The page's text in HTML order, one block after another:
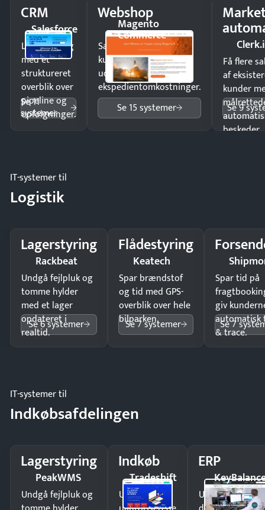
CRM
Salesforce
Luk flere salg
med et
struktureret
overblik over
pipeline og
opfølgninger.
Se 11
systemer
Webshop
Magento
Commerce
Sælg produkter 24/7 til
kunder i hele landet
uden
ekspedientomkostninger.
Se 15 systemer
Få flere
af
kunder
beskeder.
Se 9
IT-systemer til
Logistik
Lagerstyring
Rackbeat
Undgå fejlpluk og
tomme hylder
med et lager
opdateret i
realtid.
Se 6 systemer
Flådestyring
Keatech
Spar brændstof
og tid med GPS-
overblik over hele
bilparken.
Se 7 systemer
Spar tid på
giv
automatisk
& trace.
Se 7
IT-systemer til
Indkøbsafdelingen
Lagerstyring
PeakWMS
Undgå fejlpluk og
Indkøb
Tradeshift
Undgå
ERP
Undgå